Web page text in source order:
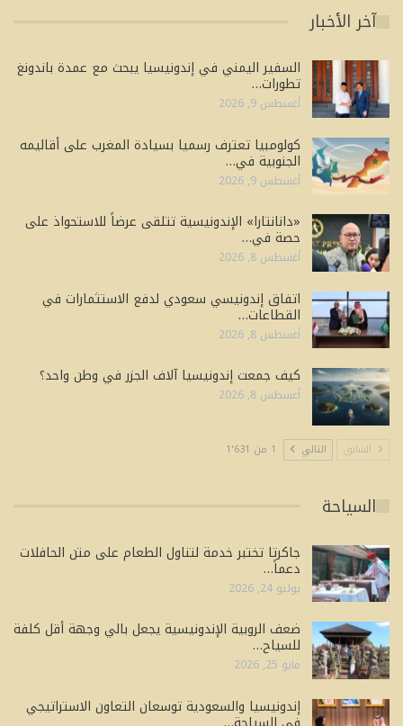
آخر الأخبار
السفير اليمني في إندونيسيا يبحث مع عمدة باندونغ
تطورات…
أغسطس 9, 2026
كولومبيا تعترف رسميا بسيادة المغرب على أقاليمه
الجنوبية في…
أغسطس 9, 2026
«دانانتارا» الإندونيسية تتلقى عرضاً للاستحواذ على
حصة في…
أغسطس 8, 2026
اتفاق إندونيسي سعودي لدفع الاستثمارات في
القطاعات…
أغسطس 8, 2026
كيف جمعت إندونيسيا آلاف الجزر في وطن واحد؟
أغسطس 8, 2026
السابق التالي 1 من 1٬631
السياحة
جاكرتا تختبر خدمة لتناول الطعام على متن الحافلات
دعماً…
يوليو 24, 2026
ضعف الروبية الإندونيسية يجعل بالي وجهة أقل كلفة
للسياح…
مايو 25, 2026
إندونيسيا والسعودية توسعان التعاون الاستراتيجي